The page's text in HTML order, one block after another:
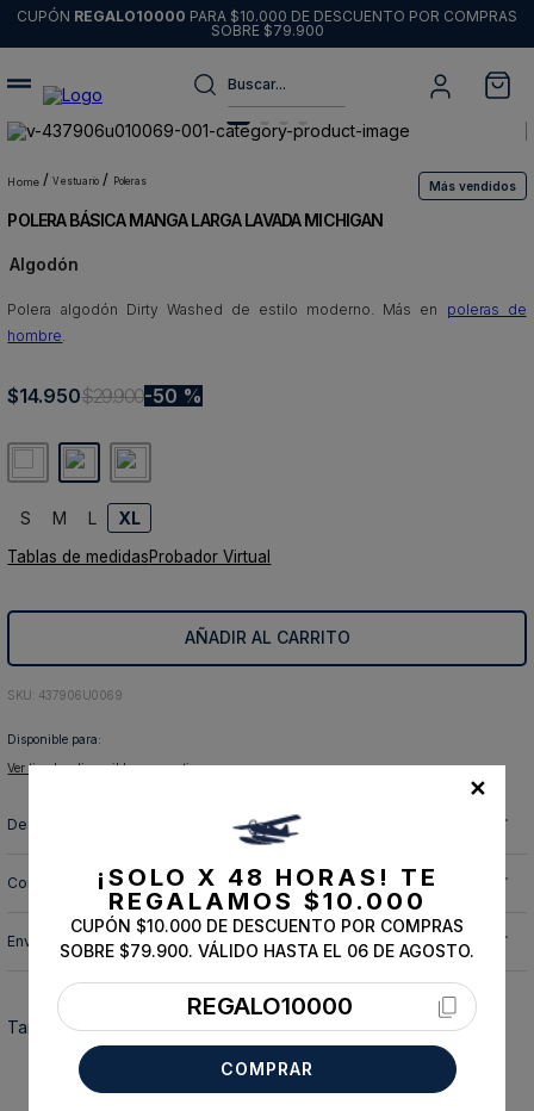
CUPÓN REGALO10000 PARA $10.000 DE DESCUENTO POR COMPRAS
SOBRE $79.900
Buscar...
vestuario poleras Más vendidos
POLERA BÁSICA MANGA LARGA LAVADA MICHIGAN
Algodón
Polera algodón Dirty Washed de estilo moderno. Más en poleras de
hombre.
$14.950$29.900 50 %
S M L XL
Tablas de medidasProbador Virtual
AÑADIR AL CARRITO
: 437906U0069
Disponible para:
Ver tiendas disponibles para retiro
Descripción y cuidado de la prenda
Composición
Envíos, cambios y devoluciones
También te podría interesar
1.
sweater
2.
chaquetas
3.
pantalon
4.
camisas
6.
jeans
8.
chaqueta
9
poleron
10. abrigo
✕
¡SOLO X 48 HORAS! TE
REGALAMOS $10.000
CUPÓN $10.000 DE DESCUENTO POR COMPRAS
SOBRE $79.900. VÁLIDO HASTA EL 06 DE AGOSTO.
REGALO10000
COMPRAR